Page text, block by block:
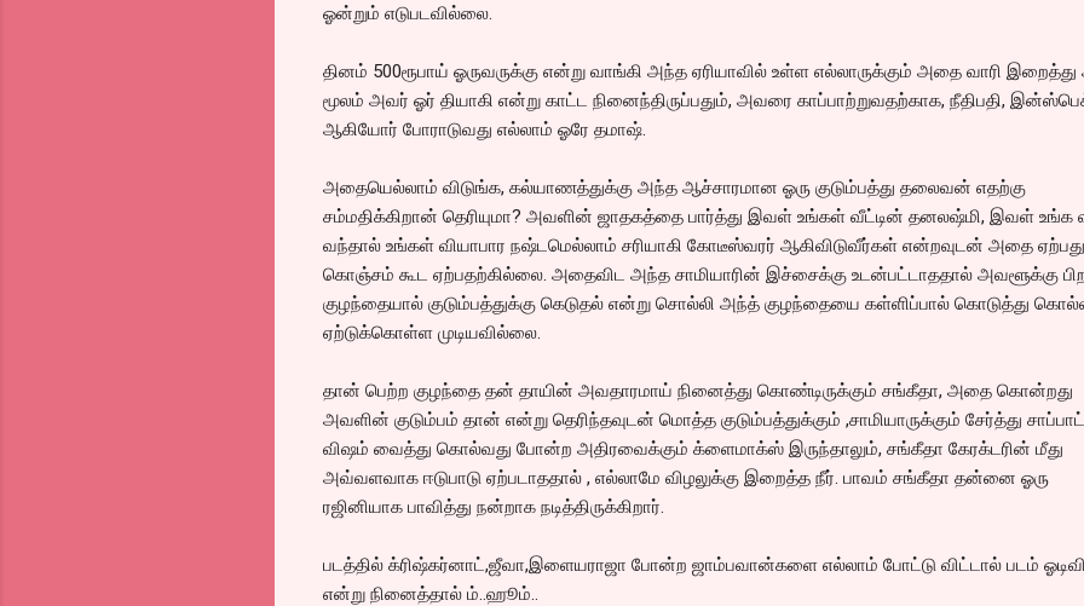
ஓன்றும் எடுபடவில்லை.
தினம் 500ரூபாய் ஓருவருக்கு என்று வாங்கி அந்த ஏரியாவில் உள்ள எல்லாருக்கும் அதை வாரி
மூலம் அவர் ஓர் தியாகி என்று காட்ட நினைந்திருப்பதும், அவரை காப்பாற்றுவதற்காக, நீதிபதி,
ஆகியோர் போராடுவது எல்லாம் ஓரே தமாஷ்.
அதையெல்லாம் விடுங்க, கல்யாணத்துக்கு அந்த ஆச்சாரமான ஓரு குடும்பத்து தலைவன் எதற்கு
சம்மதிக்கிறான் தெரியுமா? அவளின் ஜாதகத்தை பார்த்து இவள் உங்கள் வீட்டின் தனலஷ்மி, இவள் உங்க
வந்தால் உங்கள் வியாபார நஷ்டமெல்லாம் சரியாகி கோடீஸ்வரர் ஆகிவிடுவீர்கள் என்றவுடன் அதை ஏற்பது
கொஞ்சம் கூட ஏற்பதற்கில்லை. அதைவிட அந்த சாமியாரின் இச்சைக்கு உடன்பட்டாததால் அவளூக்கு
குழந்தையால் குடும்பத்துக்கு கெடுதல் என்று சொல்லி அந்த் குழந்தையை கள்ளிப்பால் கொடுத்து
ஏற்டுக்கொள்ள முடியவில்லை.
தான் பெற்ற குழந்தை தன் தாயின் அவதாரமாய் நினைத்து கொண்டிருக்கும் சங்கீதா, அதை கொன்றது
அவளின் குடும்பம் தான் என்று தெரிந்தவுடன் மொத்த குடும்பத்துக்கும் ,சாமியாருக்கும் சேர்த்து
விஷம் வைத்து கொல்வது போன்ற அதிரவைக்கும் க்ளைமாக்ஸ் இருந்தாலும், சங்கீதா கேரக்டரின் மீது
அவ்வளவாக ஈடுபாடு ஏற்படாததால் , எல்லாமே விழலுக்கு இறைத்த நீர். பாவம் சங்கீதா தன்னை ஓரு
ரஜினியாக பாவித்து நன்றாக நடித்திருக்கிறார்.
படத்தில் க்ரிஷ்கர்னாட்,ஜீவா,இளையராஜா போன்ற ஜாம்பவான்களை எல்லாம் போட்டு விட்டால் படம்
என்று நினைத்தால் ம்..ஹூம்..